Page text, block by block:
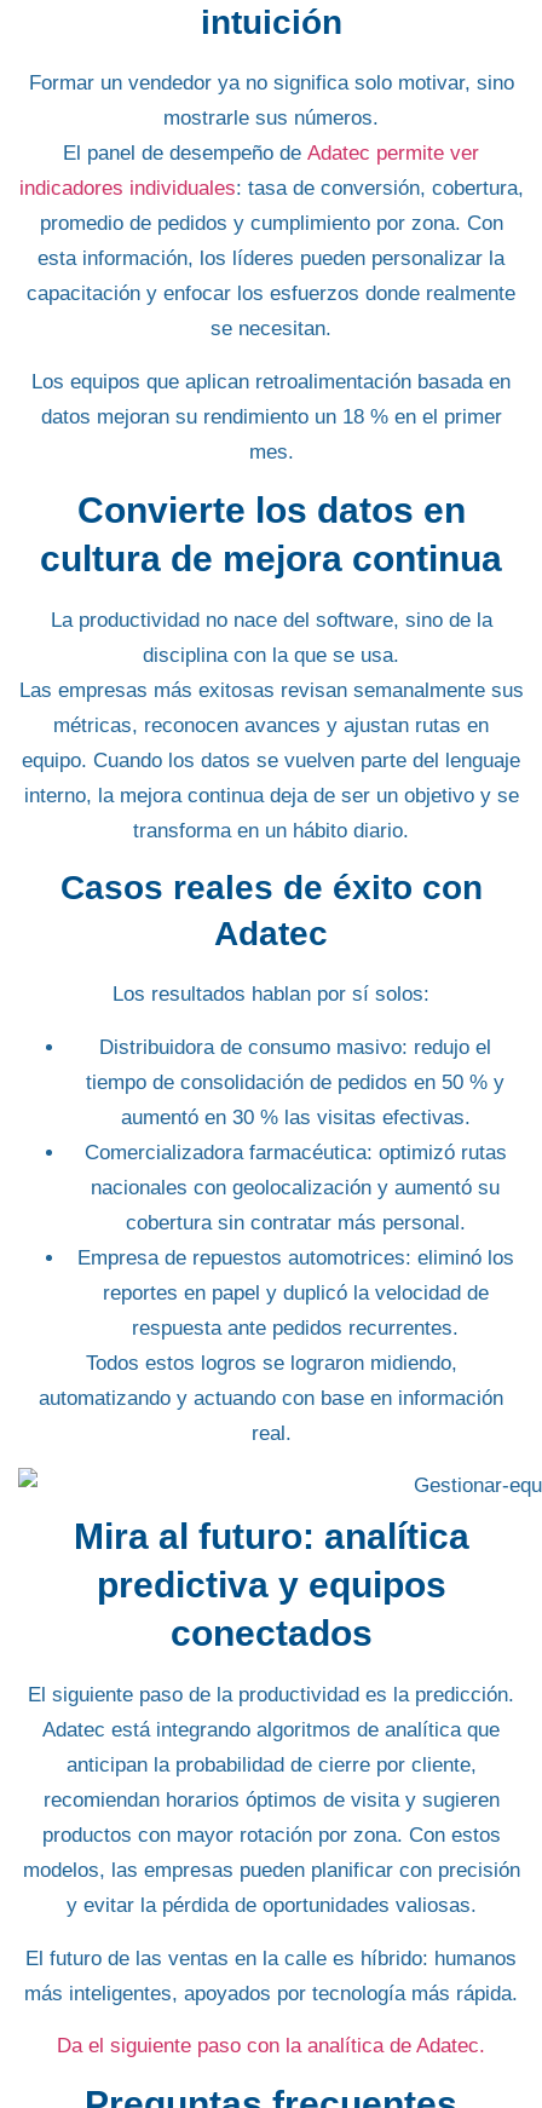
intuición
Formar un vendedor ya no significa solo motivar, sino
mostrarle sus números.
El panel de desempeño de Adatec permite ver
indicadores individuales: tasa de conversión, cobertura,
promedio de pedidos y cumplimiento por zona. Con
esta información, los líderes pueden personalizar la
capacitación y enfocar los esfuerzos donde realmente
se necesitan.
Los equipos que aplican retroalimentación basada en
datos mejoran su rendimiento un 18 %en el primer
mes.
Convierte los datos en
cultura de mejora continua
La productividad no nace del software, sino de la
disciplina con la que se usa.
Las empresas más exitosas revisan semanalmente sus
métricas, reconocen avances y ajustan rutas en
equipo. Cuando los datos se vuelven parte del lenguaje
interno, la mejora continua deja de ser un objetivo y se
transforma en un hábito diario.
Casos reales de éxito con
Adatec
Los resultados hablan por sí solos:
Distribuidora de consumo masivo: redujo el
tiempo de consolidación de pedidos en 50 % y
aumentó en 30 % las visitas efectivas.
Comercializadora farmacéutica: optimizó rutas
nacionales con geolocalización y aumentó su
cobertura sin contratar más personal.
Empresa de repuestos automotrices: eliminó los
reportes en papel y duplicó la velocidad de
respuesta ante pedidos recurrentes.
Todos estos logros se lograron midiendo,
automatizando y actuando con base en información
real.
Mira al futuro: analítica
predictiva y equipos
conectados
El siguiente paso de la productividad es la predicción.
Adatec está integrando algoritmos de analítica que
anticipan la probabilidad de cierre por cliente,
recomiendan horarios óptimos de visita y sugieren
productos con mayor rotación por zona. Con estos
modelos, las empresas pueden planificar con precisión
y evitar la pérdida de oportunidades valiosas.
El futuro de las ventas en la calle es híbrido: humanos
más inteligentes, apoyados por tecnología más rápida.
Da el siguiente paso con la analítica de Adatec.